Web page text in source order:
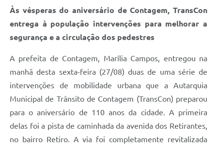
Às vésperas do aniversário de Contagem, TransCon
entrega à população intervenções para melhorar a
segurança e a circulação dos pedestres
A prefeita de Contagem, Marília Campos, entregou na
manhã desta sexta-feira (27/08) duas de uma série de
intervenções de mobilidade urbana que a Autarquia
Municipal de Trânsito de Contagem (TransCon) preparou
para o aniversário de 110 anos da cidade. A primeira
delas foi a pista de caminhada da avenida dos Retirantes,
no bairro Retiro. A via foi completamente revitalizada